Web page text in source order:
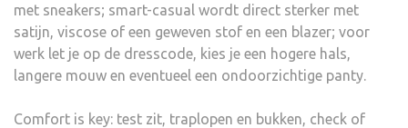
met sneakers; smart-casual wordt direct sterker met
satijn, viscose of een geweven stof en een blazer; voor
werk let je op de dresscode, kies je een hogere hals,
langere mouw en eventueel een ondoorzichtige panty.
Comfort is key: test zit, traplopen en bukken, check of